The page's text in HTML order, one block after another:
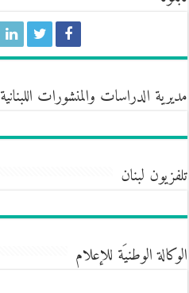
مديرية الدراسات والمنشورات اللبنانية
تلفزيون لبنان
الوكالة الوطنيَة للإعلام